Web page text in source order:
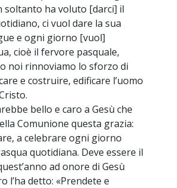
soltanto ha voluto [darci] il
ci vuol dare la sua
e ogni giorno [vuol]
cioè il fervore pasquale,
noi rinnoviamo lo sforzo di
e costruire, edificare l’uomo
bello e caro a Gesù che
Comunione questa grazia:
a celebrare ogni giorno
quotidiana. Deve essere il
ad onore di Gesù
l’ha detto: «Prendete e